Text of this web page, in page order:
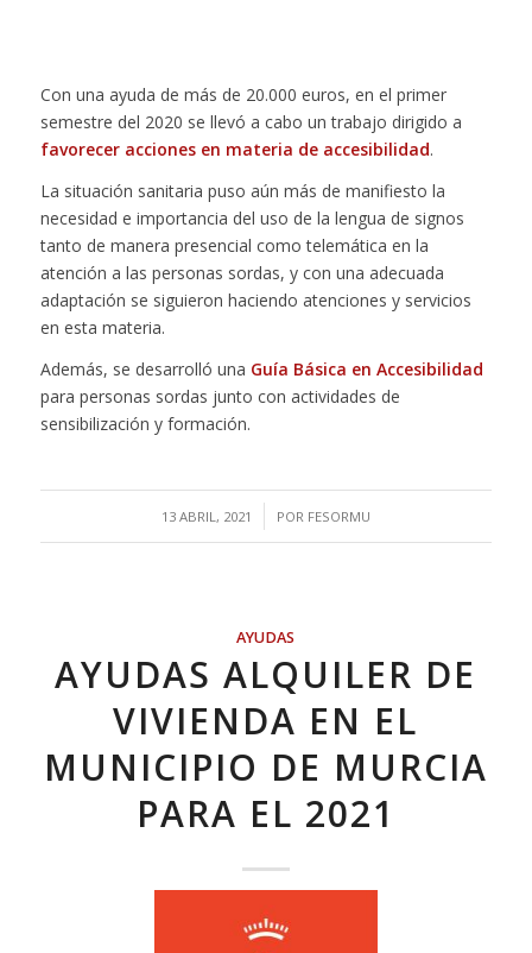
Con una ayuda de más de 20.000 euros, en el primer
semestre del 2020 se llevó a cabo un trabajo dirigido a
favorecer acciones en materia de accesibilidad.
La situación sanitaria puso aún más de manifiesto la
necesidad e importancia del uso de la lengua de signos
tanto de manera presencial como telemática en la
atención a las personas sordas, y con una adecuada
adaptación se siguieron haciendo atenciones y servicios
en esta materia.
Además, se desarrolló una Guía Básica en Accesibilidad
para personas sordas junto con actividades de
sensibilización y formación.
13 ABRIL, 2021
/ POR FESORMU
AYUDAS
AYUDAS ALQUILER DE
VIVIENDA EN EL
MUNICIPIO DE MURCIA
PARA EL 2021